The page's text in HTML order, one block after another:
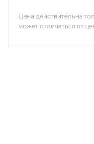
Цена действительна
может отличаться от